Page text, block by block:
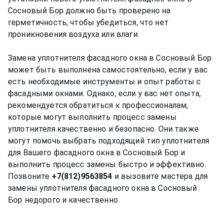
Сосновый Бор должно быть проверено на
герметичность, чтобы убедиться, что нет
проникновения воздуха или влаги.
Замена уплотнителя фасадного окна в Сосновый Бор
может быть выполнена самостоятельно, если у вас
есть необходимые инструменты и опыт работы с
фасадными окнами. Однако, если у вас нет опыта,
рекомендуется обратиться к профессионалам,
которые могут выполнить процесс замены
уплотнителя качественно и безопасно. Они также
могут помочь выбрать подходящий тип уплотнителя
для Вашего фасадного окна в Сосновый Бор и
выполнить процесс замены быстро и эффективно.
Позвоните +7(812)9563854 и вызовите мастера для
замены уплотнителя фасадного окна в Сосновый